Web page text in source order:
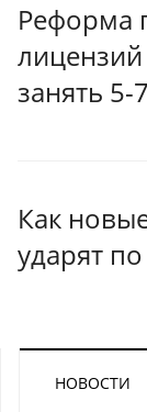
Реформа
занять 5-
Как
ударят по
НОВОСТИ